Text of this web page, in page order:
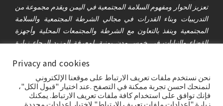
تعزيز الحوار ومفهوم السلامة المجتمعية في اليمن ويقدم مجموعة من
التدريبيات وبناء القدرات في مجالي الشرطة المجتمعية والسلامة
المجتمعية وينفذ بالتعاون مع الشرطة والمجتمعات المحلية وأجهزة
القضاء والنيابات في خمس مدن يمنية. لمعرفة المزيد الرجاء زيارة
© 2021 مؤسسة بيرغهوف ومنتدى التنمية السياسية | تم إنشاء هذا
الموقع وصيانته بدعم مالي من وزارة الخارجية الألمانية الاتحادية.
Privacy and cookies
نحن نستخدم ملفات تعريف الارتباط على موقعنا الإلكتروني
لنمنحك احسن تجربة ممكنة في التصفح .عند اختيار "قبول الكل"،
فإنك توافق على استخدام كافة ملفات تعريف الارتباط. يمكنك
زيارة "إعدادات ملفات تعريف الارتباط" لاختيار اعدادات محددة.